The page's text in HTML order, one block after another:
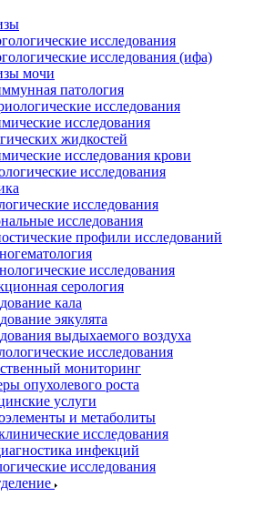
исследования
исследования (ифа)
мочи
патология
исследования
исследования
жидкостей
исследования крови
исследования
исследования
исследования
профили исследований
исследования
серология
кала
эякулята
выдыхаемого воздуха
исследования
мониторинг
опухолевого роста
услуги
и метаболиты
исследования
инфекций
исследования